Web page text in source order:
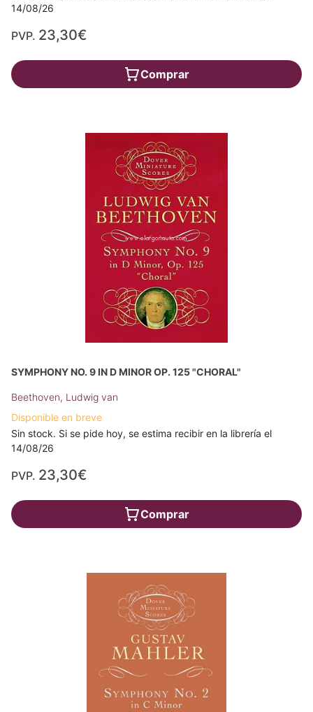
14/08/26
PVP. 23,30€
Comprar
SYMPHONY NO. 9 IN D MINOR OP. 125 "CHORAL"
Beethoven, Ludwig van
Disponible en breve
Sin stock. Si se pide hoy, se estima recibir en la librería el
14/08/26
PVP. 23,30€
Comprar